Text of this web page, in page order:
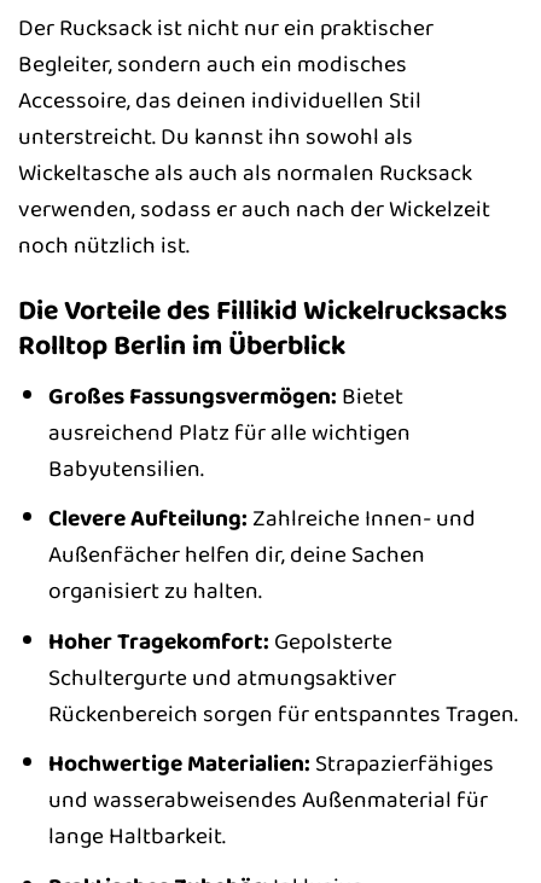
Der Rucksack ist nicht nur ein praktischer
Begleiter, sondern auch ein modisches
Accessoire, das deinen individuellen Stil
unterstreicht. Du kannst ihn sowohl als
Wickeltasche als auch als normalen Rucksack
verwenden, sodass er auch nach der Wickelzeit
noch nützlich ist.
Die Vorteile des Fillikid Wickelrucksacks
Rolltop Berlin im Überblick
Großes Fassungsvermögen: Bietet
ausreichend Platz für alle wichtigen
Babyutensilien.
Clevere Aufteilung: Zahlreiche Innen- und
Außenfächer helfen dir, deine Sachen
organisiert zu halten.
Hoher Tragekomfort: Gepolsterte
Schultergurte und atmungsaktiver
Rückenbereich sorgen für entspanntes Tragen.
Hochwertige Materialien: Strapazierfähiges
und wasserabweisendes Außenmaterial für
lange Haltbarkeit.